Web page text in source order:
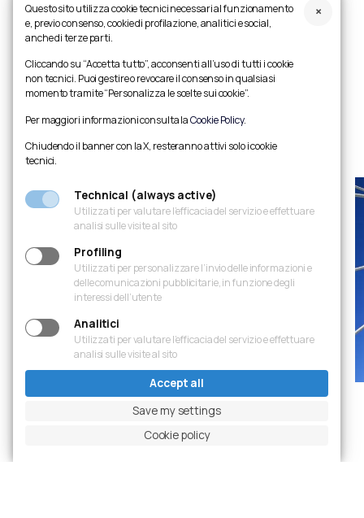
Length: 366 m
Width: 36 m
Height: 135 m pylon, 14.6 m deck
Spans: 183 m + 183 m
Stays: 58
Description: Cable-stayed bridge.
Ingrandisci foto
Questo sito utilizza cookie tecnici necessari al funzionamento
e, previo consenso, cookie di profilazione, analitici e social,
anche di terze parti.
Cliccando su “Accetta tutto”, acconsenti all’uso di tutti i cookie
non tecnici. Puoi gestire o revocare il consenso in qualsiasi
momento tramite “Personalizza le scelte sui cookie”.
Per maggiori informazioni consulta laCookie Policy.
Chiudendo il banner con la X, resteranno attivi solo i cookie
tecnici.
Technical (always active)
Utilizzati per valutare l’efficacia del servizio e effettuare
analisi sulle visite al sito
Profiling
Utilizzati per personalizzare l’invio delle informazioni e
delle comunicazioni pubblicitarie, in funzione degli
interessi dell’utente
Analitici
Utilizzati per valutare l’efficacia del servizio e effettuare
analisi sulle visite al sito
Accept all
Save my settings
Cookie policy